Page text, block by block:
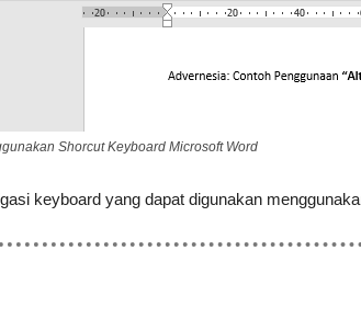
Shorcut Keyboard Microsoft Word
keyboard yang dapat digunakan